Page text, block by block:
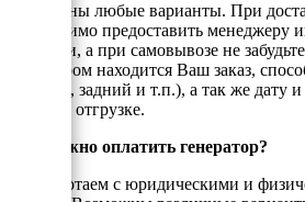
Возможны любые варианты. При
необходимо предоставить
доставки, а при самовывозе не
на котором находится Ваш заказ,
боковой, задний и т.п.), а так же дату
товара к отгрузке.
Как можно оплатить генератор?
Мы работаем с юридическими и